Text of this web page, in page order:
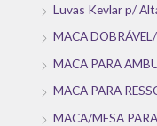
Luvas Kevlar p/
MACA
MACA PARA
MACA PARA
MACA/MESA